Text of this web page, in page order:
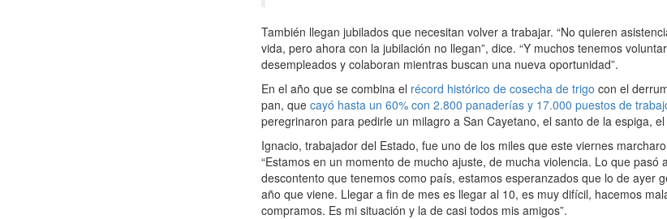
También llegan jubilados que necesitan volver a trabajar. “No quieren
vida, pero ahora con la jubilación no llegan”, dice. “Y muchos tenemos
desempleados y colaboran mientras buscan una nueva oportunidad”.
En el año que se combina el récord histórico de cosecha de trigo con el
pan, que cayó hasta un 60% con 2.800 panaderías y 17.000 puestos de
peregrinaron para pedirle un milagro a San Cayetano, el santo de la espiga,
Ignacio, trabajador del Estado, fue uno de los miles que este viernes
“Estamos en un momento de mucho ajuste, de mucha violencia. Lo que pasó
descontento que tenemos como país, estamos esperanzados que lo de ayer
año que viene. Llegar a fin de mes es llegar al 10, es muy difícil, hacemos
compramos. Es mi situación y la de casi todos mis amigos”.